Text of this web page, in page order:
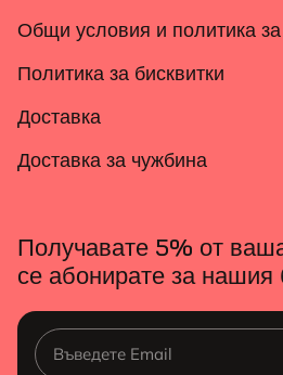
Общи условия и политика за
Политика за бисквитки
Доставка
Доставка за чужбина
Получавате 5% от
се абонирате за нашия